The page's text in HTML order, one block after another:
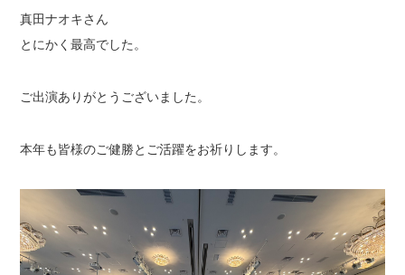
真田ナオキさん
とにかく最高でした。
ご出演ありがとうございました。
本年も皆様のご健勝とご活躍をお祈りします。